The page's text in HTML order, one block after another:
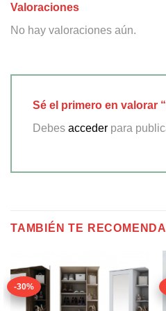
Valoraciones
No hay valoraciones aún.
Sé el primero en valorar
Debes acceder para
TAMBIÉN TE
-30%